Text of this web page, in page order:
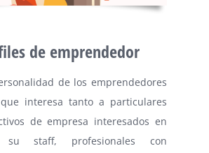
de emprendedor
de los emprendedores
interesa tanto a particulares
de empresa interesados en
staff, profesionales con